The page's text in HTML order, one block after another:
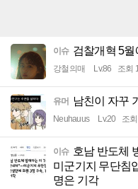
이슈 검찰개혁 5
강철의매 Lv.86 조회
유머 남친이 자꾸
Neuhauus Lv.20 조
이슈 호남 반도체
미군기지 무단침
명은 기각